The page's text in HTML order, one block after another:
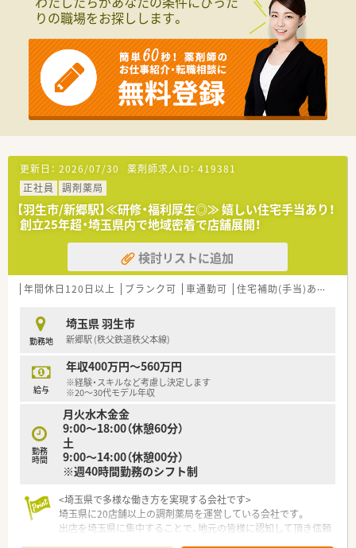
す。
■クリニックや医院の門前に出店している割合が、地域の皆様と
の触れ合いを大切にしながらお仕事できます。
■4つの心を大切にする会社でありたいと考えます。
「患者様を大切にする心」「地域社会との関係を大切にする心」
「病院や取引先との関係を大切にする心」「社員とその家族を大
切にする心」
■健康診断・保養所・福利厚生倶楽部など、福利厚生が充実。安心
して活躍できるサポートがあります。
■研修体制も整っています。新人研修・OJT研修・集合研修・幹部
■認定薬剤師資格取得のための「e-ラーニング補助」もしていま
す。
■年間休日120日以上でワークライフバランスも整っています。
■勤続5年ごとに公休として「リフレッシュ休暇」が5日間付与さ
れます。
■5年に1度の頻度で社員旅行に行っており、社員間の交流を図
るイベントも開催しています。
りの職場をお探しします。
更新日： 2026/07/30 薬剤師求人ID： 419381
正社員
調剤薬局
【羽生市/新郷駅】≪研修・福利厚生◎≫ 嬉しい住宅手当あり！
創立25年超・埼玉県内で地域密着で店舗展開！
検討リストに追加
年間休日120日以上 ブランク可 車通勤可 住宅補助(手当)あり
勤務地
埼玉県 羽生市
新郷駅 (秩父鉄道秩父本線)
給与
年収400万円～560万円
※経験・スキルなど考慮し決定します
※20～30代モデル年収
勤務
時間
月火水木金金
9:00～18:00（休憩60分）
土
9:00～14:00（休憩00分）
※週40時間勤務のシフト制
<埼玉県で多様な働き方を実現する会社です>
埼玉県に20店舗以上の調剤薬局を運営している会社です。
出店を埼玉県に集中することで、地元の皆様に認知して頂き信頼